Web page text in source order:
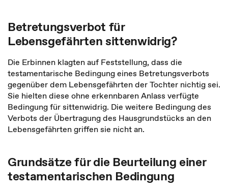
Betretungsverbot für
Lebensgefährten sittenwidrig?
Die Erbinnen klagten auf Feststellung, dass die
testamentarische Bedingung eines Betretungsverbots
gegenüber dem Lebensgefährten der Tochter nichtig sei.
Sie hielten diese ohne erkennbaren Anlass verfügte
Bedingung für sittenwidrig. Die weitere Bedingung des
Verbots der Übertragung des Hausgrundstücks an den
Lebensgefährten griffen sie nicht an.
Grundsätze für die Beurteilung einer
testamentarischen Bedingung